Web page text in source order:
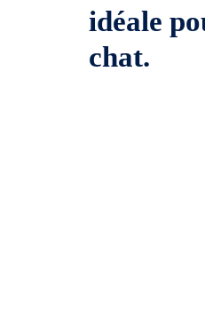
idéale
chat.